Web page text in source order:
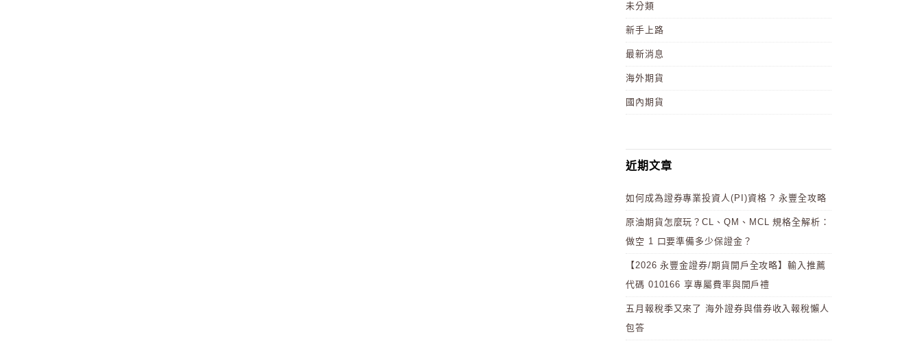
未分類
新手上路
最新消息
海外期貨
國內期貨
近期文章
如何成為證券專業投資人(PI)資格 ? 永豐全攻略
原油期貨怎麼玩？CL、QM、MCL 規格全解析：
做空 1 口要準備多少保證金？
【2026 永豐金證券/期貨開戶全攻略】輸入推薦
代碼 010166 享專屬費率與開戶禮
五月報稅季又來了 海外證券與借券收入報稅懶人
包答